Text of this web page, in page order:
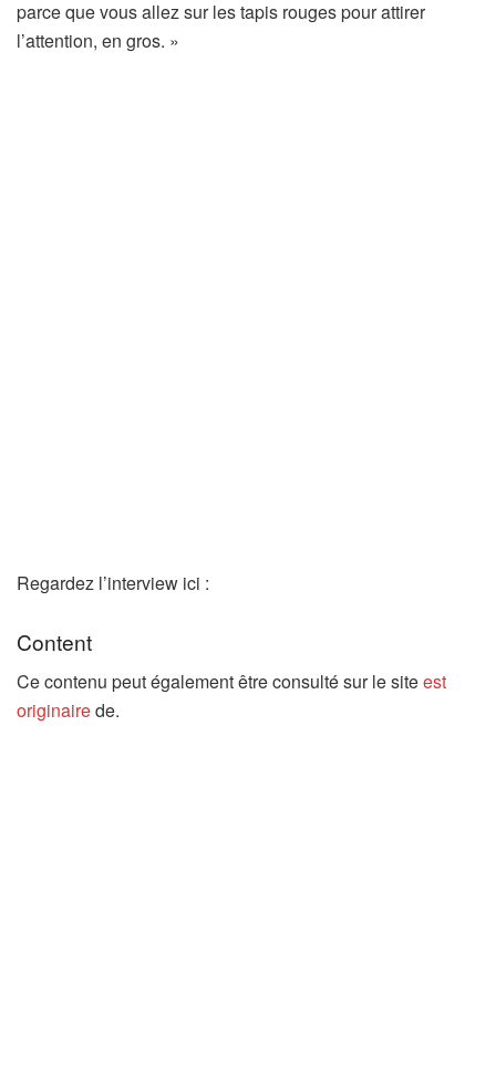
parce que vous allez sur les tapis rouges pour attirer
l’attention, en gros. »
Regardez l’interview ici :
Content
Ce contenu peut également être consulté sur le siteest
originairede.